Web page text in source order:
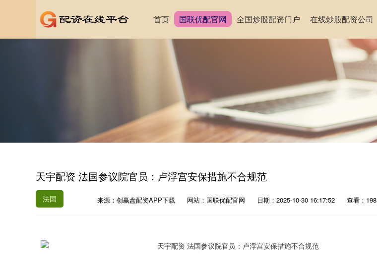
首页 国联优配官网 全国炒股配资门户 在线炒股配资公司
天宇配资 法国参议院官员：卢浮宫安保措施不合规范
法国 来源：创赢盘配资APP下载 网站：国联优配官网 日期：2025-10-30 16:17:52 查看：198